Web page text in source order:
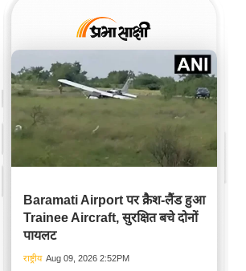
Baramati Airport पर क्रैश-लैंड हुआ
Trainee Aircraft, सुरक्षित बचे दोनों
पायलट
राष्ट्रीय Aug 09, 2026 2:52PM